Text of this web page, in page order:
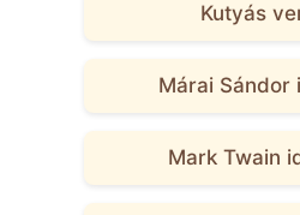
Kutyás
Márai Sándor
Mark Twain